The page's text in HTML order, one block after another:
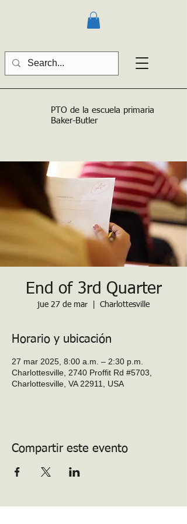
PTO de la escuela primaria
Baker-Butler
End of 3rd Quarter
jue 27 de mar Charlottesville
Horario y ubicación
27 mar 2025, 8:00 a.m. – 2:30 p.m.
Charlottesville, 2740 Proffit Rd #5703,
Charlottesville, VA 22911, USA
Compartir este evento